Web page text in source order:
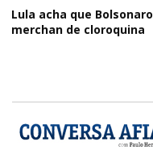
Lula acha que
merchan de cloroquina